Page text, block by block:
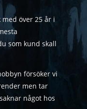
över 25 år i
som kund skall
försöker vi
men tar
något hos